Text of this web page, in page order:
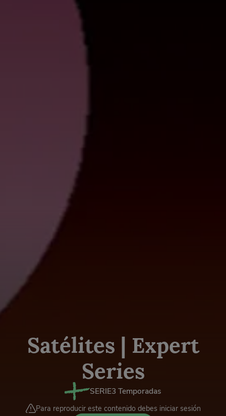
Satélites | Expert
Series
SERIE3 Temporadas
Para reproducir este contenido debes iniciar sesión